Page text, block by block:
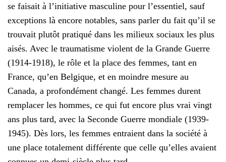
se faisait à l’initiative masculine pour l’essentiel, sauf
exceptions là encore notables, sans parler du fait qu’il se
trouvait plutôt pratiqué dans les milieux sociaux les plus
aisés. Avec le traumatisme violent de la Grande Guerre
(1914-1918), le rôle et la place des femmes, tant en
France, qu’en Belgique, et en moindre mesure au
Canada, a profondément changé. Les femmes durent
remplacer les hommes, ce qui fut encore plus vrai vingt
ans plus tard, avec la Seconde Guerre mondiale (1939-
1945). Dès lors, les femmes entraient dans la société à
une place totalement différente que celle qu’elles avaient